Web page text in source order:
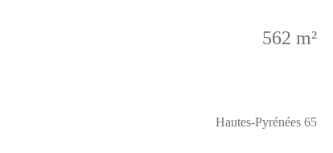
562 m²
Hautes-Pyrénées 65